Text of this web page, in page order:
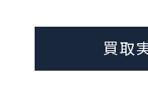
買取